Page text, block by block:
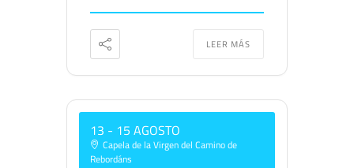
LEER MÁS
13 - 15 AGOSTO
Capela de la Virgen del Camino de
Rebordáns